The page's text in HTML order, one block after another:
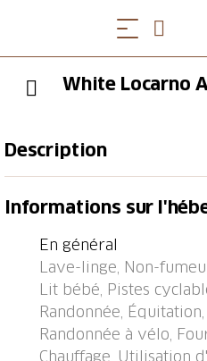
White Locarno
Description
Locarno, situation centrale,
chauffage central. Parking
dans la rue. Magasins,
supermarché 100 m,
bar, boulangerie, café,
bus "Locarno Centro
Informations sur
En général
Lave-linge, Non-
Lit bébé, Pistes
Randonnée, Équitation,
Randonnée à vélo,
Chauffage, Utilisation